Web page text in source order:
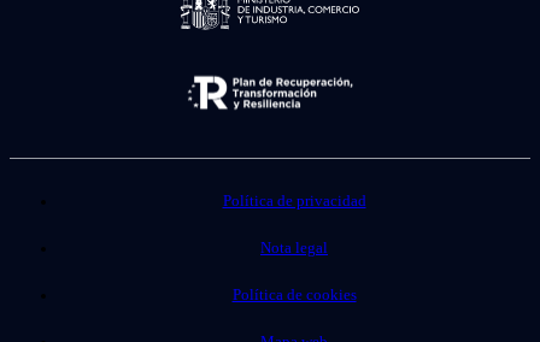
Política de privacidad
Nota legal
Política de cookies